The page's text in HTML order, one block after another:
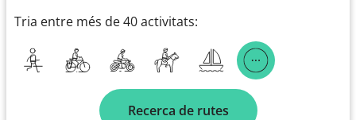
Tria entre més de 40 activitats:
Recerca de rutes